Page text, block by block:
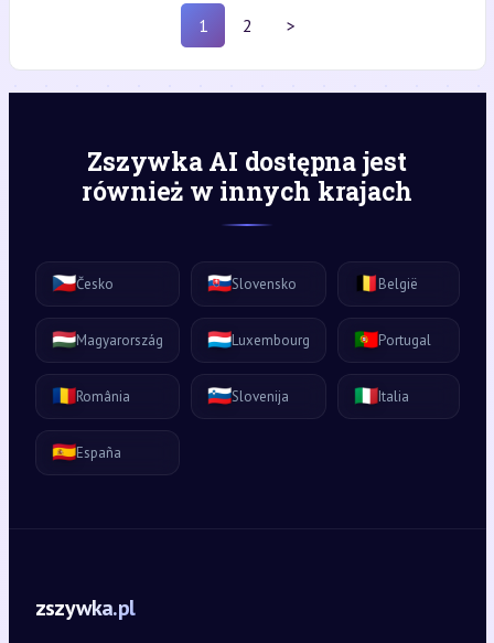
1 2 >
Zszywka AI dostępna jest
również w innych krajach
🇨🇿Česko 🇸🇰Slovensko 🇧🇪België
🇭🇺Magyarország 🇱🇺Luxembourg 🇵🇹Portugal
🇷🇴România 🇸🇮Slovenija 🇮🇹Italia
🇪🇸España
zszywka.pl